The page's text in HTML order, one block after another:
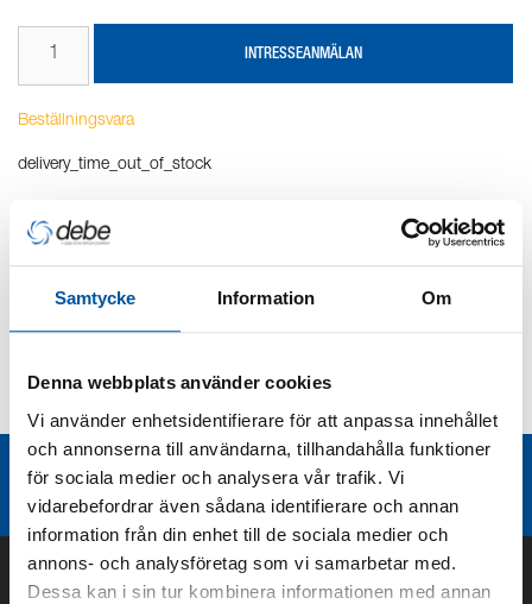
Samtycke Information Om
Denna webbplats använder cookies
Vi använder enhetsidentifierare för att anpassa innehållet
och annonserna till användarna, tillhandahålla funktioner
för sociala medier och analysera vår trafik. Vi
vidarebefordrar även sådana identifierare och annan
information från din enhet till de sociala medier och
annons- och analysföretag som vi samarbetar med.
Dessa kan i sin tur kombinera informationen med annan
INTRESSEANMÄLAN
Beställningsvara
delivery_time_out_of_stock
Produktbeskrivning
Teknisk dokumentation
Liknande produktgrupper